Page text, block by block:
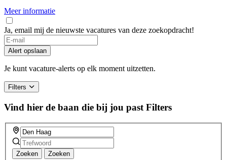
Meer informatie
Ja, email mij de nieuwste vacatures van deze zoekopdracht!
Alert opslaan
Je kunt vacature-alerts op elk moment uitzetten.
Filters
Vind hier de baan die bij jou past Filters
Zoeken Zoeken